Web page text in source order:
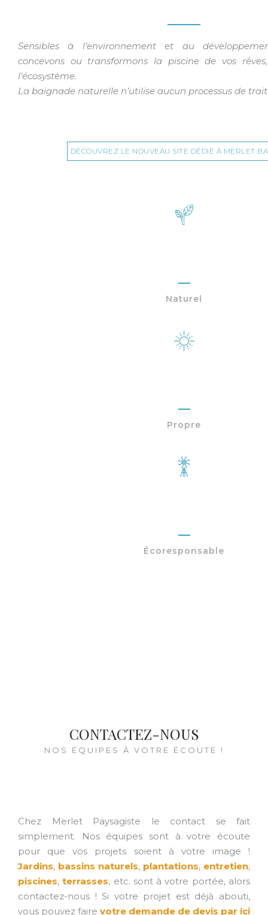
Sensibles à l’environnement et au
concevons ou transformons la piscine de vos
l’écosystème.
La baignade naturelle n’utilise aucun processus de
DÉCOUVREZ LE NOUVEAU SITE DÉDIÉ À MERLET
Naturel
Propre
Écoresponsable
CONTACTEZ-NOUS
NOS ÉQUIPES À VOTRE ÉCOUTE !
Chez Merlet Paysagiste le contact se fait
simplement. Nos équipes sont à votre écoute
pour que vos projets soient à votre image !
Jardins, bassins naturels, plantations, entretien,
piscines,terrasses, etc. sont à votre portée, alors
contactez-nous ! Si votre projet est déjà abouti,
vous pouvez faire votre demande de devis par ici